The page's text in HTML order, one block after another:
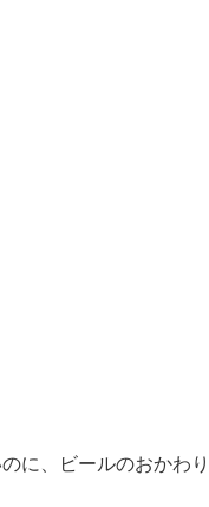
に、ビールのおかわ